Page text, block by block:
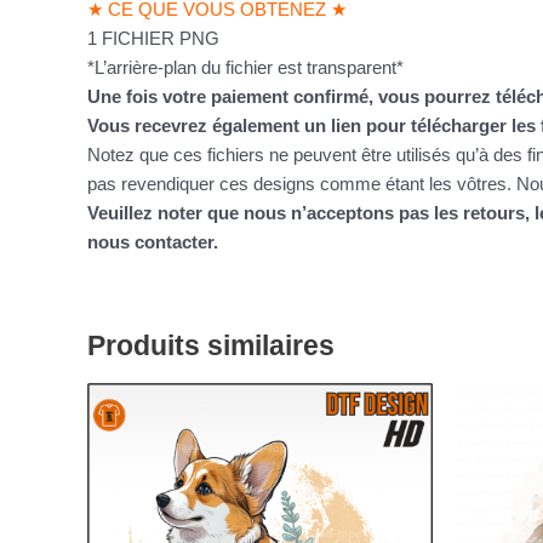
★ CE QUE VOUS OBTENEZ ★
1 FICHIER PNG
*L’arrière-plan du fichier est transparent*
Une fois votre paiement confirmé, vous pourrez
Vous recevrez également un lien pour télécharger
Notez que ces fichiers ne peuvent être utilisés qu’à des
pas revendiquer ces designs comme étant les vôtres.
Veuillez noter que nous n’acceptons pas les
nous contacter.
Produits similaires